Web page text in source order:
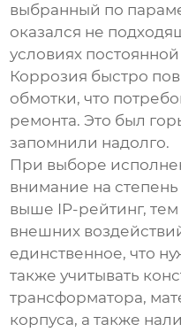
выбранный по
оказался не
условиях
Коррозия быстро
обмотки, что
ремонта. Это был
запомнили надолго.
При выборе
внимание на
выше IP-рейтинг,
внешних
единственное, что
также учитывать
трансформатора,
корпуса, а также